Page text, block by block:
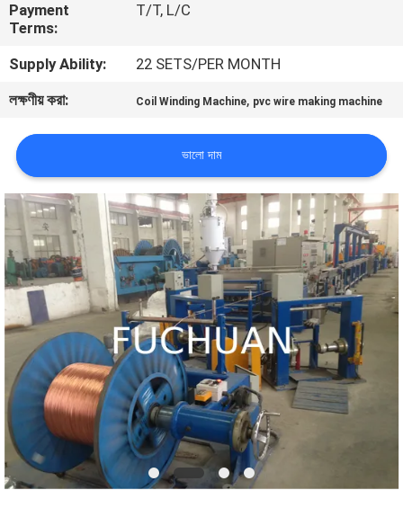
কারখানা
গুণমান
নিয়ন্ত্রণ
আমাদের
সাথে
যোগাযোগ
খবর
মামলা
সাইট
ম্যাপ
Payment
Terms:
T/T, L/C
Supply Ability:
22 SETS/PER MONTH
লক্ষণীয় করা:
Coil Winding Machine, pvc wire making machine
ভালো দাম